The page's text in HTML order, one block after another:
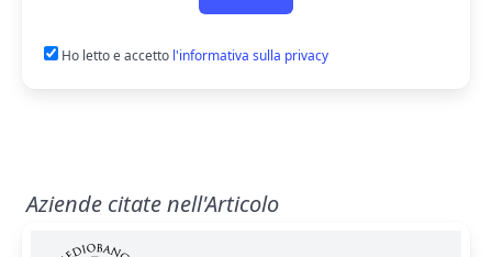
Ho letto e accetto l'informativa sulla privacy
Aziende citate nell'Articolo